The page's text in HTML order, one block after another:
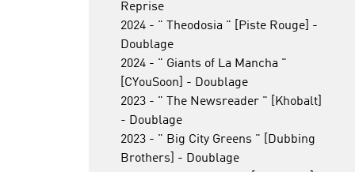
Reprise
2024 - " Theodosia " [Piste Rouge] -
Doublage
2024 - " Giants of La Mancha "
[CYouSoon] - Doublage
2023 - " The Newsreader " [Khobalt]
- Doublage
2023 - " Big City Greens " [Dubbing
Brothers] - Doublage